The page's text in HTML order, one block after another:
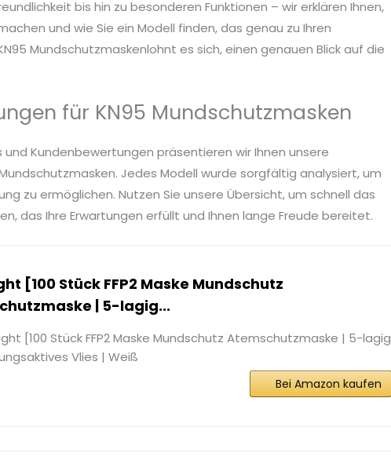
bis hin zu besonderen Funktionen – wir erklären Ihnen,
und wie Sie ein Modell finden, das genau zu Ihren
Mundschutzmaskenlohnt es sich, einen genauen Blick auf die
für KN95 Mundschutzmasken
Kundenbewertungen präsentieren wir Ihnen unsere
Jedes Modell wurde sorgfältig analysiert, um
zu ermöglichen. Nutzen Sie unsere Übersicht, um schnell das
das Ihre Erwartungen erfüllt und Ihnen lange Freude bereitet.
[100 Stück FFP2 Maske Mundschutz
| 5-lagig...
[100 Stück FFP2 Maske Mundschutz Atemschutzmaske | 5-lagig
Vlies | Weiß
Bei Amazon kaufen